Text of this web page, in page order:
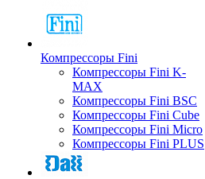
Компрессоры Fini
Компрессоры Fini K-
MAX
Компрессоры Fini BSC
Компрессоры Fini Cube
Компрессоры Fini Micro
Компрессоры Fini PLUS